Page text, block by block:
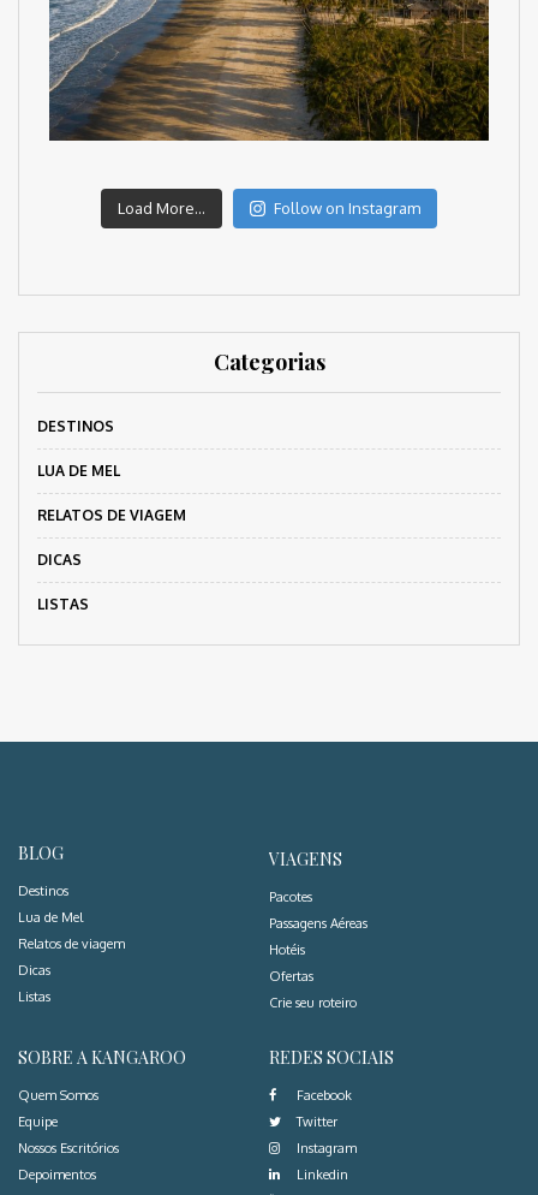
Load More... Follow on Instagram
Categorias
DESTINOS
LUA DE MEL
RELATOS DE VIAGEM
DICAS
LISTAS
BLOG
Destinos
Lua de Mel
Relatos de viagem
Dicas
Listas
VIAGENS
Pacotes
Passagens Aéreas
Hotéis
Ofertas
Crie seu roteiro
SOBRE A KANGAROO
Quem Somos
Equipe
Nossos Escritórios
Depoimentos
REDES SOCIAIS
Facebook
Twitter
Instagram
Linkedin